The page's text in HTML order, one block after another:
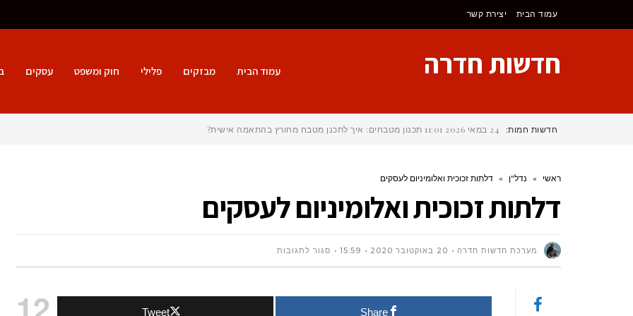
עמוד הבית יצירת קשר
חדשות חדרה עמוד הבית מבזקים פלילי חוק ומשפט עסקים
חדשות חמות: 24 במאי 2026 11:01 תכנון מטבחים: איך לתכנן מטבח מחורץ בהתאמה אישית?
ראשי » נדל"ן » דלתות זכוכית ואלומיניום לעסקים
דלתות זכוכית ואלומיניום לעסקים
מערכת חדשות חדרה 20 באוקטובר 2020 15:59 סגור לתגובותעל
Share
Tweet